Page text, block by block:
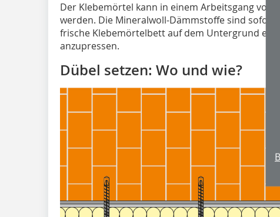
Der Klebemörtel kann in einem Arbeitsgang
werden. Die Mineralwoll-Dämmstoffe sind sofort
frische Klebemörtelbett auf dem Untergrund
anzupressen.
Dübel setzen: Wo und wie?